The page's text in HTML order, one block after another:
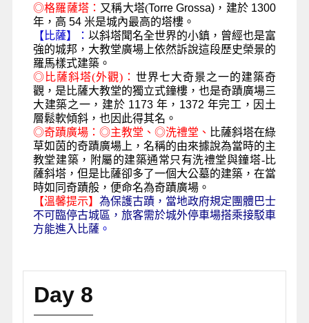
◎格羅薩塔： 又稱大塔(Torre Grossa)， 建於1300
年，高 54米是城內最高的塔樓。
【比薩】： 以斜塔聞名全世界的小鎮，曾經也是富
強的城邦，大教堂廣場上依然訴說這段歷史榮景的
羅馬樣式建築。
◎ 比薩斜塔(外觀) ： 世界七大奇景之一的建築奇
觀，是比薩大教堂的獨立式鐘樓，也是奇蹟廣場三
大建築之一，建於 1173 年， 1372 年完工，因土
層鬆軟傾斜，也因此得其名。
◎奇蹟廣場： ◎主教堂、◎洗禮堂、 比薩斜塔在綠
草如茵的奇蹟廣場上，名稱的由來據說為當時的主
教堂建築，附屬的建築通常只有洗禮堂與鐘塔-比
薩斜塔，但是比薩卻多了一個大公墓的建築，在當
時如同奇蹟般，便命名為奇蹟廣場。
【溫馨提示】 為保護古蹟，當地政府規定團體巴士
不可臨停古城區，旅客需於城外停車場搭乘接駁車
方能進入比薩。
Day 8